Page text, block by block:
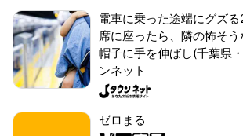
電車に乗った途端にグズ
席に座ったら、隣の怖そ
帽子に手を伸ばし(千葉県
ンネット
ゼロまる